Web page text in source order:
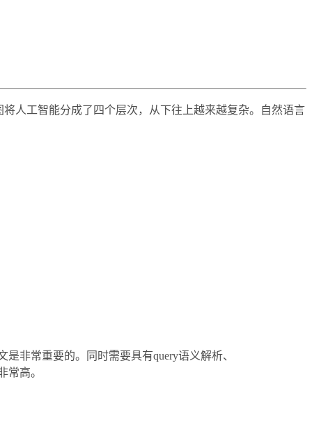
人工智能分成了四个层次，从下往上越来越复杂。自然语言
非常重要的。同时需要具有query语义解析、
常高。